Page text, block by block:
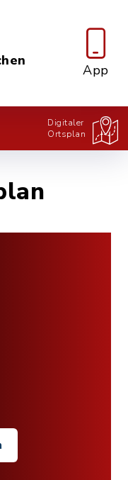
App
Digitaler
Ortsplan